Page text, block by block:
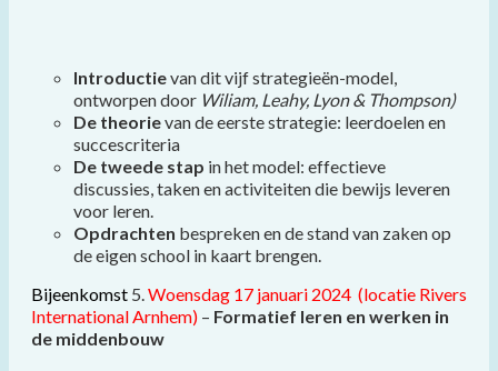
Introductievan dit vijf strategieën-model,
ontworpen door Wiliam, Leahy, Lyon & Thompson)
De theorievan de eerste strategie: leerdoelen en
succescriteria
De tweede stap in het model: effectieve
discussies, taken en activiteiten die bewijs leveren
voor leren.
Opdrachten bespreken en de stand van zaken op
de eigen school in kaart brengen.
Bijeenkomst 5.Woensdag 17 januari 2024 (locatie Rivers
International Arnhem) – Formatief leren en werken in
de middenbouw